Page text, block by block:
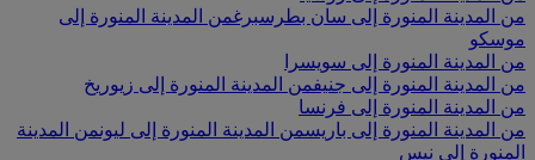
من المدينة المنورة إلى سان بطرسبرغمن المدينة المنورة إلى
موسكو
من المدينة المنورة إلى سويسرا
من المدينة المنورة إلى جنيفمن المدينة المنورة إلى زيوريخ
من المدينة المنورة إلى فرنسا
من المدينة المنورة إلى باريسمن المدينة المنورة إلى ليونمن المدينة
المنورة إلى نيس